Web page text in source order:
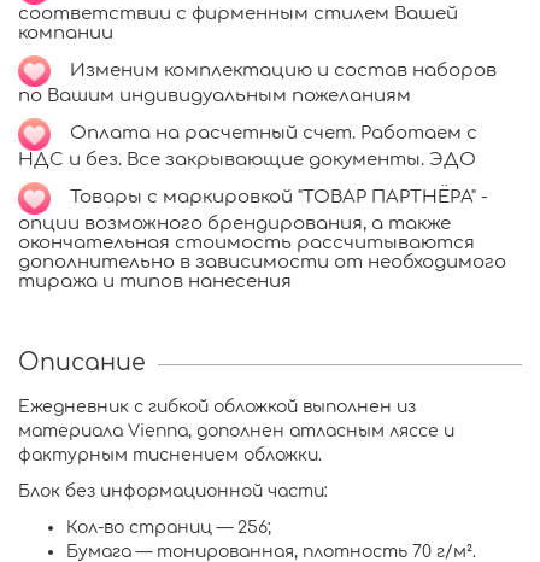
соответствии с фирменным стилем Вашей
компании
Изменим комплектацию и состав наборов
по Вашим индивидуальным пожеланиям
Оплата на расчетный счет. Работаем с
НДС и без. Все закрывающие документы. ЭДО
Товары с маркировкой "ТОВАР ПАРТНЁРА" -
опции возможного брендирования, а также
окончательная стоимость рассчитываются
дополнительно в зависимости от необходимого
тиража и типов нанесения
Описание
Ежедневник с гибкой обложкой выполнен из
материала Vienna, дополнен атласным ляссе и
фактурным тиснением обложки.
Блок без информационной части:
Кол-во страниц — 256;
Бумага — тонированная, плотность 70 г/м².